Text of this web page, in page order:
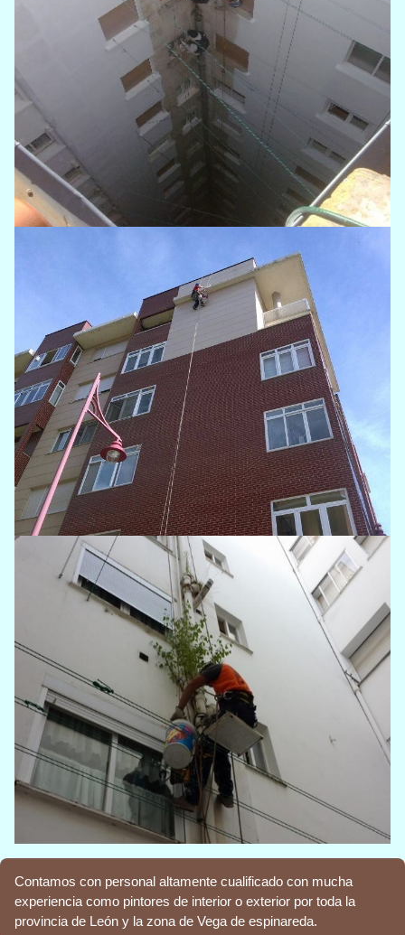
Contamos con personal altamente cualificado con mucha
experiencia como pintores de interior o exterior por toda la
provincia de León y la zona de Vega de espinareda.